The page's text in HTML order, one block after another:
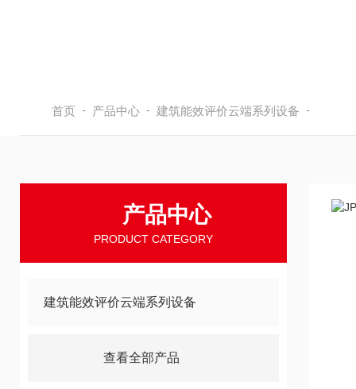
首页 - 产品中心 - 建筑能效评价云端系列设备 -
产品中心
PRODUCT CATEGORY
建筑能效评价云端系列设备
查看全部产品